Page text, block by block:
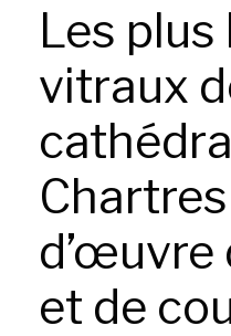
Les plus
vitraux
d’œuvre
et de